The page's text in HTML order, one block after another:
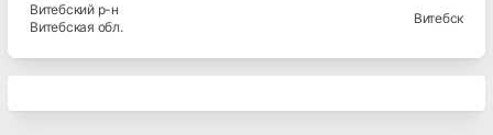
Витебскийр-н
Витебская обл.
Витебск